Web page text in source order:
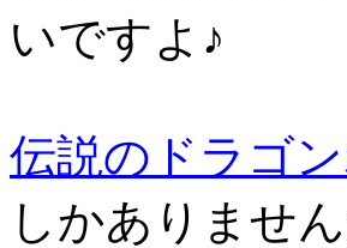
いですよ♪
伝説のドラゴ
しかありませ